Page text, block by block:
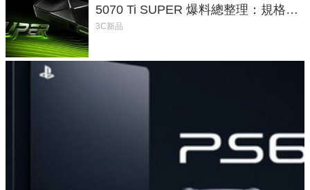
5070 Ti SUPER 爆料總整理：規格、
功耗、上市時間
3C新品